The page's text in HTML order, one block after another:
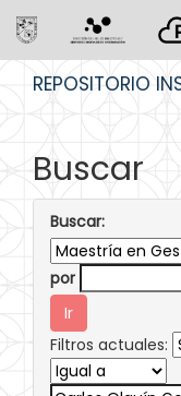
REPOSITORIO
Buscar
Buscar:
por
Filtros actuales: